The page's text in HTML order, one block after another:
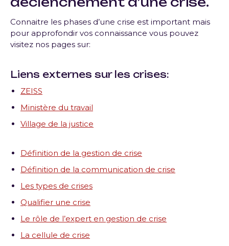
Connaitre les phases d’une crise est important mais
pour approfondir vos connaissance vous pouvez
visitez nos pages sur:
Liens externes sur les crises:
ZEISS
Ministère du travail
Village de la justice
Définition de la gestion de crise
Définition de la communication de crise
Les types de crises
Qualifier une crise
Le rôle de l’expert en gestion de crise
La cellule de crise